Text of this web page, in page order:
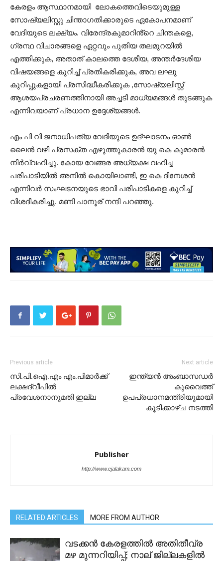
കേരളം ആസ്ഥാനമായി ലോകത്തെവിടെയുമുള്ള
സോഷ്യലിസ്റ്റു ചിന്താഗതിക്കാരുടെ ഏകോപനമാണ്
വേദിയുടെ ലക്ഷ്യം. വിരേന്ദ്രകുമാറിൻ്റെ ചിന്തകളെ,
ഗ്രന്ഥ വിചാരങ്ങളെ ഏറ്റവും പുതിയ തലമുറയിൽ
എത്തിക്കുക, അതാത് കാലത്തെ ദേശീയ, അന്തർദേശിയ
വിഷയങ്ങളെ കുറിച്ച് പ്രതികരിക്കുക, അവ ലഘു
കുറിപ്പുകളായി പ്രസിദ്ധീകരിക്കുക ,സോഷ്യലിസ്റ്റ്
ആശയപ്രചരണത്തിനായി അച്ചടി മാധ്യമങ്ങൾ തുടങ്ങുക
എന്നിവയാണ് പ്രധാന ഉദ്ദേശ്യങ്ങൾ.
എം പി വി ജനാധിപത്യ വേദിയുടെ ഉദ്ഘാടനം ഓൺ
ലൈൻ വഴി പ്രസക്ത എഴുത്തുകാരൻ യു കെ കുമാരൻ
നിർവ്വഹിച്ചു. കോയ വേങ്ങര അധ്യക്ഷ വഹിച്ച
പരിപാടിയിൽ അനിൽ കൊയിലാണ്ടി, ഇ കെ ദിനേശൻ
എന്നിവർ സംഘടനയുടെ ഭാവി പരിപാടികളെ കുറിച്ച്
വിശദീകരിച്ചു. മണി പാനൂര് നന്ദി പറഞ്ഞു.
Previous article
സി.പി.ഐ.എം എം.പിമാര്‍ക്ക്
ലക്ഷദ്വീപില്‍
പ്രവേശനാനുമതി ഇല്ല
Next article
ഇന്ത്യൻ അംബാസഡർ
കുവൈത്ത്
ഉപപ്രധാനമന്ത്രിയുമായി
കൂടിക്കാഴ്ച നടത്തി
Publisher
http://www.ejalakam.com
RELATED ARTICLES MORE FROM AUTHOR
വടക്കൻ കേരളത്തിൽ അതിതീവ്ര
മഴ മുന്നറിയിപ്പ്; നാല് ജില്ലകളിൽ